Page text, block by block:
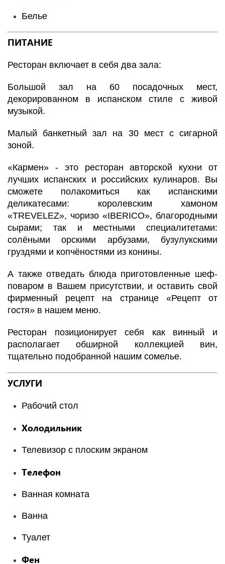
Белье
ПИТАНИЕ
Ресторан включает в себя два зала:
Большой зал на 60 посадочных мест,
декорированном в испанском стиле с живой
музыкой.
Малый банкетный зал на 30 мест с сигарной
зоной.
«Кармен» - это ресторан авторской кухни от
лучших испанских и российских кулинаров. Вы
сможете полакомиться как испанскими
деликатесами: королевским хамоном
«TREVELEZ», чоризо «IBERICO», благородными
сырами; так и местными специалитетами:
солёными орскими арбузами, бузулукскими
груздями и копчёностями из конины.
А также отведать блюда приготовленные шеф-
поваром в Вашем присутствии, и оставить свой
фирменный рецепт на странице «Рецепт от
гостя» в нашем меню.
Ресторан позиционирует себя как винный и
располагает обширной коллекцией вин,
тщательно подобранной нашим сомелье.
УСЛУГИ
Рабочий стол
Холодильник
Телевизор с плоским экраном
Телефон
Ванная комната
Ванна
Туалет
Фен